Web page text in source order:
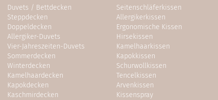
Duvets / Bettdecken
Steppdecken
Doppeldecken
Allergiker-Duvets
Vier-Jahreszeiten-Duvets
Sommerdecken
Winterdecken
Kamelhaardecken
Kapokdecken
Kaschmirdecken
Seitenschläferkissen
Allergikerkissen
Ergonomische Kissen
Hirsekissen
Kamelhaarkissen
Kapokkissen
Schurwollkissen
Tencelkissen
Arvenkissen
Kissenspray